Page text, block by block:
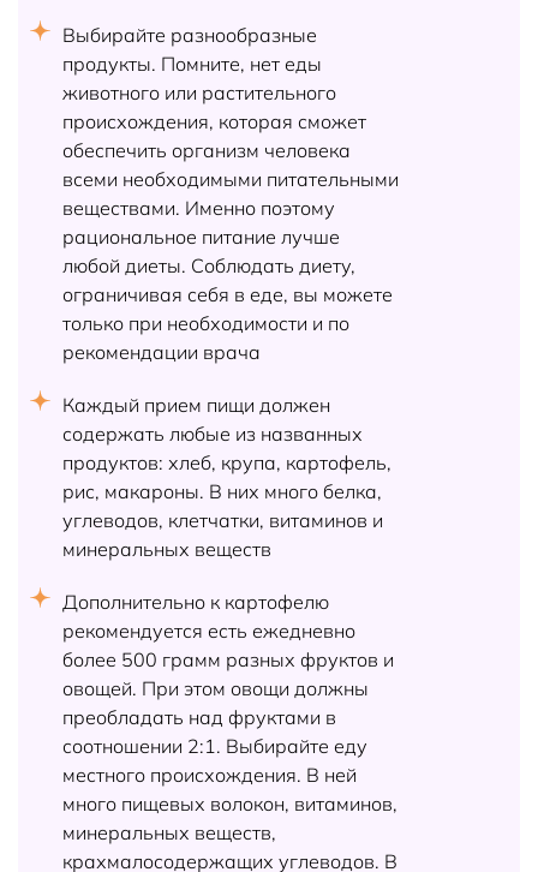
Выбирайте разнообразные
продукты. Помните, нет еды
животного или растительного
происхождения, которая сможет
обеспечить организм человека
всеми необходимыми питательными
веществами. Именно поэтому
рациональное питание лучше
любой диеты. Соблюдать диету,
ограничивая себя в еде, вы можете
только при необходимости и по
рекомендации врача
Каждый прием пищи должен
содержать любые из названных
продуктов: хлеб, крупа, картофель,
рис, макароны. В них много белка,
углеводов, клетчатки, витаминов и
минеральных веществ
Дополнительно к картофелю
рекомендуется есть ежедневно
более 500 грамм разных фруктов и
овощей. При этом овощи должны
преобладать над фруктами в
соотношении 2:1. Выбирайте еду
местного происхождения. В ней
много пищевых волокон, витаминов,
минеральных веществ,
крахмалосодержащих углеводов. В